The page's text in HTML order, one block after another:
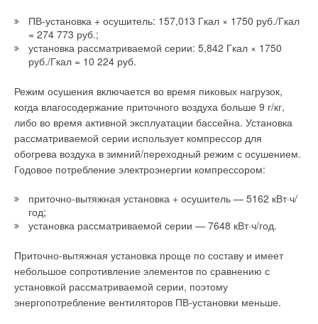
ПВ-установка + осушитель: 157,013 Гкал × 1750 руб./Гкал
= 274 773 руб.;
установка рассматриваемой серии: 5,842 Гкал × 1750
руб./Гкал = 10 224 руб.
Режим осушения включается во время пиковых нагрузок,
когда влагосодержание приточного воздуха больше 9 г/кг,
либо во время активной эксплуатации бассейна. Установка
рассматриваемой серии использует компрессор для
обогрева воздуха в зимний/переходный режим с осушением.
Годовое потребление электроэнергии компрессором:
приточно-вытяжная установка + осушитель — 5162 кВт·ч/
год;
установка рассматриваемой серии — 7648 кВт·ч/год.
Приточно-вытяжная установка проще по составу и имеет
небольшое сопротивление элементов по сравнению с
установкой рассматриваемой серии, поэтому
энергопотребление вентиляторов ПВ-установки меньше.
пластинчатым или роторным рекуператором), которая
использует контур теплового преобразователя с прямым
расширением, размещаемый в виде фреоновых
теплообменников в вытяжном и приточном канале приточно-
роторного) рекуператора. Такая система, после
теплообмена непосредственно в рекуператоре, позволяет
получить с вытяжного воздуха ещё какое-то количество тепла
для передачи приточному, доводя общий показатель
эффективности до 95–100 %. Таким образом, удаётся
добиться максимально комфортной, то есть заданной
энергоресурсов.